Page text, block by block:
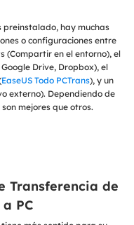
preinstalado, hay muchas
o configuraciones entre
(Compartir en el entorno), el
Drive, Dropbox), el
EaseUS Todo PCTrans), y un
externo). Dependiendo de
mejores que otros.
Transferencia de
PC